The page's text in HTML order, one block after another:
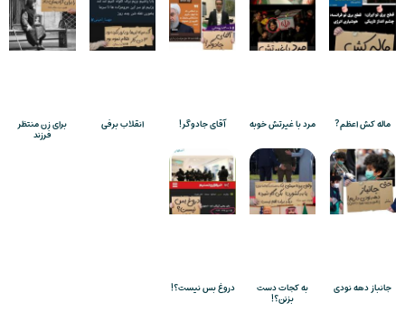
ماله کش اعظم? مرد با غیرتش خوبه آقای جادوگر! انقلاب برفی برای زن منتظر
فرزند
جانباز دهه نودی به کجات دست
بزنن؟!
دروغ بس نیست؟!